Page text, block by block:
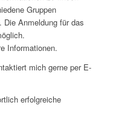
Gruppen
Die Anmeldung für das
Informationen.
mich gerne per E-
erfolgreiche